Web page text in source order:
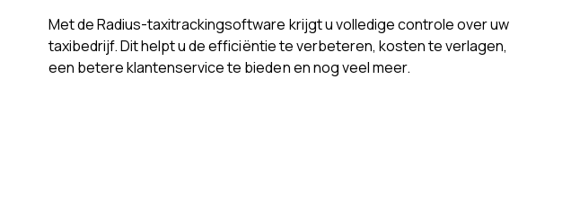
Met de Radius-taxitrackingsoftware krijgt u volledige controle over uw
taxibedrijf. Dit helpt u de efficiëntie te verbeteren, kosten te verlagen,
een betere klantenservice te bieden en nog veel meer.